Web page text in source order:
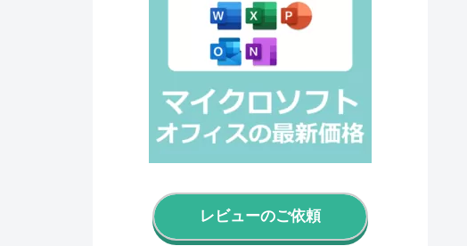
レビューのご依頼